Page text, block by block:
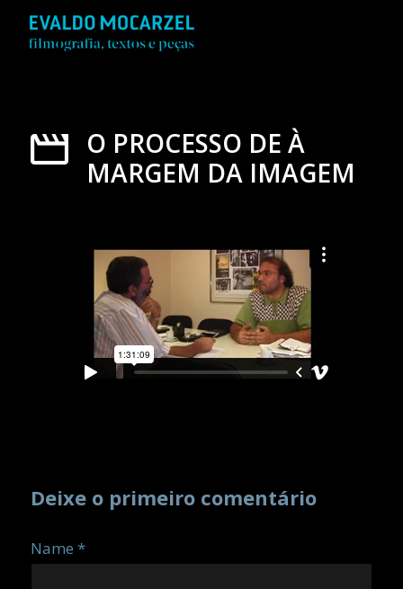
O PROCESSO DE À
MARGEM DA IMAGEM
Deixe o primeiro comentário
Name *